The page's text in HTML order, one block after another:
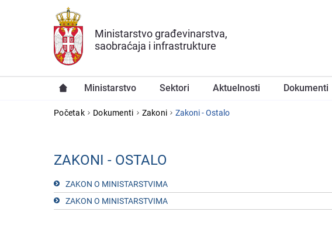
Preskoči na glavni deo sadržaja
Ministarstvo građevinarstva,
saobraćaja i infrastrukture
Ministarstvo Sektori Aktuelnosti Dokumеnti
YOU ARE HERE
Početak Dokumenti Zakoni Zakoni - Ostalo
ZAKONI - OSTALO
ZAKON O MINISTARSTVIMA
ZAKON O MINISTARSTVIMA